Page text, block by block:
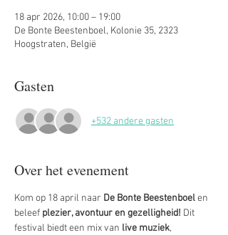
18 apr 2026, 10:00 – 19:00
De Bonte Beestenboel, Kolonie 35, 2323
Hoogstraten, België
Gasten
+532 andere gasten
Over het evenement
Kom op 18 april naar De Bonte Beestenboel en
beleef plezier, avontuur en gezelligheid! Dit
festival biedt een mix van live muziek,